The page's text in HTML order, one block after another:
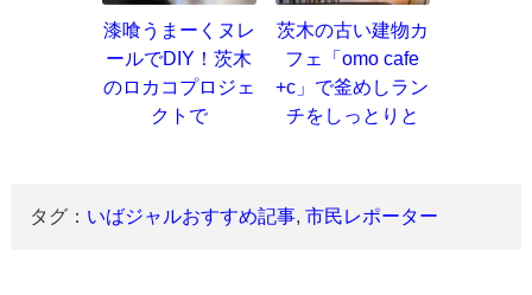
漆喰うまーくヌレ
ールでDIY！茨木
のロカコプロジェ
クトで
茨木の古い建物カ
フェ「omo cafe
+c」で釜めしラン
チをしっとりと
タグ： いばジャルおすすめ記事,市民レポーター